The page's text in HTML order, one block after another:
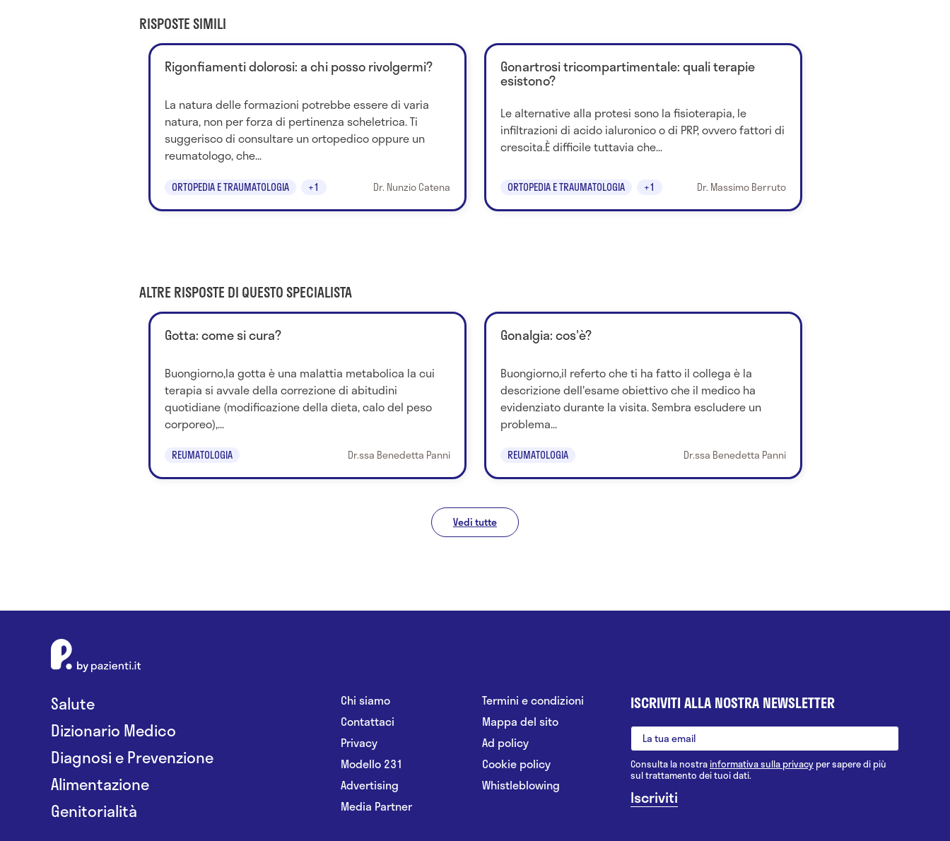
RISPOSTE SIMILI
Rigonfiamenti dolorosi: a chi posso rivolgermi?
La natura delle formazioni potrebbe essere di varia
natura, non per forza di pertinenza scheletrica. Ti
suggerisco di consultare un ortopedico oppure un
reumatologo, che...
ORTOPEDIA E TRAUMATOLOGIA +1 Dr. Nunzio Catena
Gonartrosi tricompartimentale: quali terapie
esistono?
Le alternative alla protesi sono la fisioterapia, le
infiltrazioni di acido ialuronico o di PRP, ovvero fattori di
crescita.È difficile tuttavia che...
ORTOPEDIA E TRAUMATOLOGIA +1 Dr. Massimo Berruto
ALTRE RISPOSTE DI QUESTO SPECIALISTA
Gotta: come si cura?
Buongiorno,la gotta è una malattia metabolica la cui
terapia si avvale della correzione di abitudini
quotidiane (modificazione della dieta, calo del peso
corporeo),...
REUMATOLOGIA Dr.ssa Benedetta Panni
Gonalgia: cos'è?
Buongiorno,il referto che ti ha fatto il collega è la
descrizione dell'esame obiettivo che il medico ha
evidenziato durante la visita. Sembra escludere un
problema...
REUMATOLOGIA Dr.ssa Benedetta Panni
Vedi tutte
Salute
Dizionario Medico
Diagnosi e Prevenzione
Alimentazione
Genitorialità
Chi siamo
Contattaci
Privacy
Modello 231
Advertising
Media Partner
Termini e condizioni
Mappa del sito
Ad policy
Cookie policy
Whistleblowing
ISCRIVITI ALLA NOSTRA NEWSLETTER
Consulta la nostrainformativa sulla privacy per sapere di più
sul trattamento dei tuoi dati.